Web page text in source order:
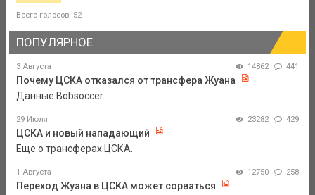
Всего голосов: 52
ПОПУЛЯРНОЕ
3 Августа 14862 441
Почему ЦСКА отказался от трансфера Жуана
Данные Bobsoccer.
29 Июля 23282 429
ЦСКА и новый нападающий
Еще о трансферах ЦСКА.
1 Августа 12750 258
Переход Жуана в ЦСКА может сорваться